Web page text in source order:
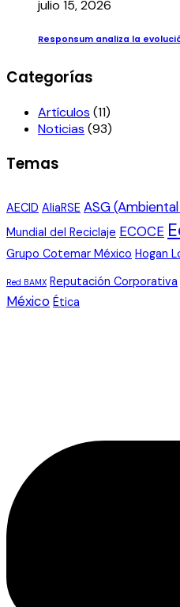
julio 15, 2026
Responsum analiza la
Categorías
Artículos (11)
Noticias (93)
Temas
AECID AliaRSE ASG
Mundial del Reciclaje ECOCE
Grupo Cotemar México Hogan
Red BAMX Reputación Corporativa
México Ética